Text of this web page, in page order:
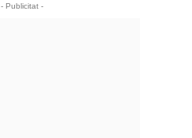
- Publicitat -